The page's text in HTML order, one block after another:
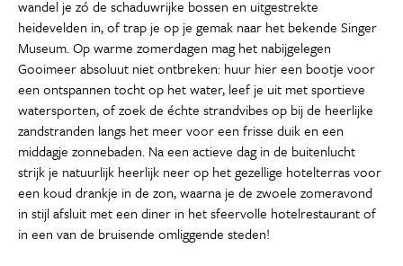
wandel je zó de schaduwrijke bossen en uitgestrekte
heidevelden in, of trap je op je gemak naar het bekende Singer
Museum. Op warme zomerdagen mag het nabijgelegen
Gooimeer absoluut niet ontbreken: huur hier een bootje voor
een ontspannen tocht op het water, leef je uit met sportieve
watersporten, of zoek de échte strandvibes op bij de heerlijke
zandstranden langs het meer voor een frisse duik en een
middagje zonnebaden. Na een actieve dag in de buitenlucht
strijk je natuurlijk heerlijk neer op het gezellige hotelterras voor
een koud drankje in de zon, waarna je de zwoele zomeravond
in stijl afsluit met een diner in het sfeervolle hotelrestaurant of
in een van de bruisende omliggende steden!